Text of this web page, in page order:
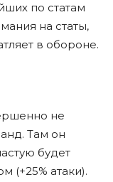
по статам
на статы,
в обороне.
не
Там он
будет
(+25% атаки).